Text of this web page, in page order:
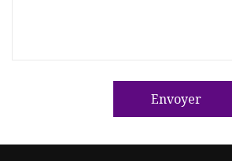
Envoyer